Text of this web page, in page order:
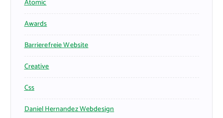
Atomic
Awards
Barrierefreie Website
Creative
Css
Daniel Hernandez Webdesign